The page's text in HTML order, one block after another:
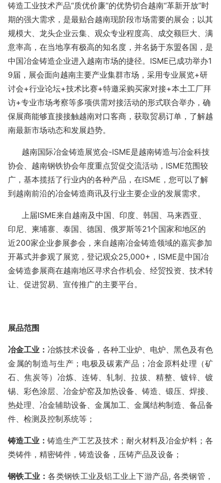
铸造工业技术产品“质优价廉”的优势切合越南“革新开放”时
期的强大需求，是最贴合越南现阶段市场需要的展会；以其
规模大、龙头企业云集、观众专业程度高、成交额巨大、满
意率高，在当地享有极高的知名度，并名扬于东盟各国，是
中国冶金铸造企业进入越南市场的捷径。 ISME已成功举办1
9届，展会面向越南主要产业集群市场，采用专业展览+研
讨会+行业论坛+技术比赛+特邀采购买家对接+本土工厂拜
访+专业市场考察等多项供需对接活动的形式联合举办，确
保展商能够直接接触越南对口客商，获取贸易订单，了解越
南最新市场动态和发展趋势。
越南国际冶金铸造展览会-ISME是越南铸造与冶金科技
协会、越南钢铁协会年度重点贸促交流活动，ISME范围较
广，基本揽括了行业内的各种产品，在ISME，您可以了解
到越南前沿的冶金铸造商讯及行业主要企业的发展需求。
上届ISME来自越南及中国、印度、韩国、马来西亚、
印尼、柬埔寨、泰国、德国、俄罗斯等21个国家和地区的
近200家企业参展参会，来自越南冶金铸造领域的嘉宾参加
开幕式并参观了展览，登记观众25,000+，ISME是中国冶
金铸造参展商在越南地区寻求合作机会、经贸投资、技术转
让、促进贸易、宣传推广的主要平台。
展品范围
冶金工业 ： 冶炼技术设备，各种工业炉、电炉、黑色及有色
金属的制造与生产；电极及碳素产品；冶金原料处理（矿
石、焦炭等）冶炼、连铸、轧制、拉拔、精整、镀锌、镀
锡、彩色涂层、冶金炉窑及加热设备、铸造、锻压、焊接、
热处理、冶金辅助设备、金属加工、金属结构制造、备品备
件、检测及控制系统等；
铸造工业 ： 铸造生产工艺及技术；耐火材料及冶金炉料；各
类铸件，精密铸件，铸造设备，压铸产品及设备；
钢铁工业：各类钢铁工业及铝工业上下游产品, 各类钢管，